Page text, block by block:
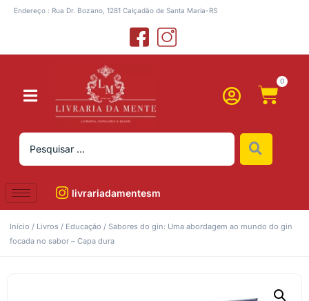
Endereço : Rua Dr. Bozano, 1281 Calçadão de Santa Maria-RS
0
livrariadamentesm
Início / Livros / Educação / Sabores do gin: Uma abordagem ao mundo do gin
focada no sabor – Capa dura